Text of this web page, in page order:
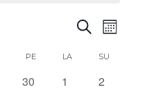
Etsi
aja
Etsi
PE LA SU
0
30
0
1
0
2